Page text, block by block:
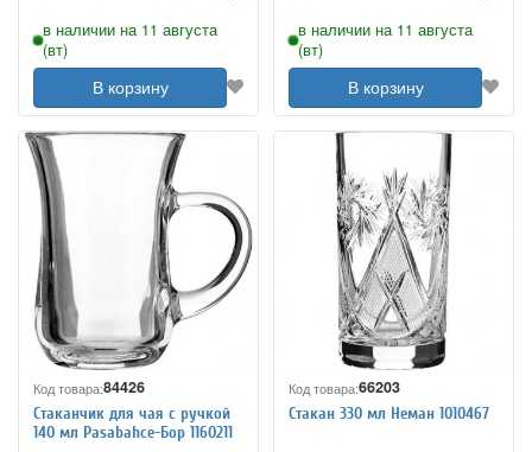
в наличии на 11 августа
(вт)
В корзину
в наличии на 11 августа
(вт)
В корзину
Код товара:84426
Стаканчик для чая с ручкой
140 мл Pasabahce-Бор 1160211
Код товара:66203
Стакан 330 мл Неман 1010467